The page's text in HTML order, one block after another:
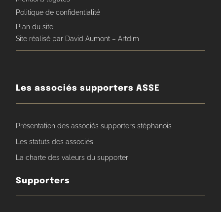
Politique de confidentialité
Plan du site
Site réalisé par David Aumont – Artdim
Les associés supporters ASSE
Présentation des associés supporters stéphanois
Les statuts des associés
La charte des valeurs du supporter
Supporters